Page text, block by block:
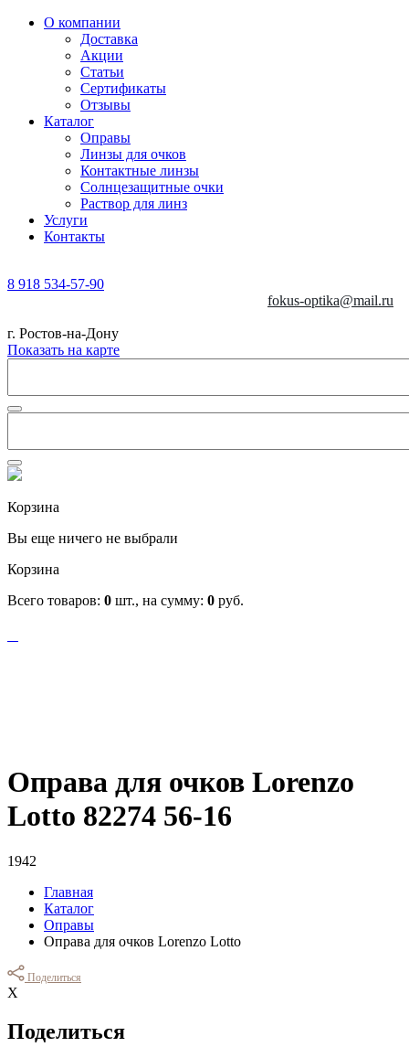
О компании
Доставка
Акции
Статьи
Сертификаты
Отзывы
Каталог
Оправы
Линзы для очков
Контактные линзы
Солнцезащитные очки
Раствор для линз
Услуги
Контакты
8 918 534-57-90
fokus-optika@mail.ru
г. Ростов-на-Дону
Показать на карте
Корзина
Вы еще ничего не выбрали
Корзина
Всего товаров: 0 шт., на сумму: 0 руб.
Оправа для очков Lorenzo
Lotto 82274 56-16
1942
Главная
Каталог
Оправы
Оправа для очков Lorenzo Lotto
Поделиться
Х
Поделиться